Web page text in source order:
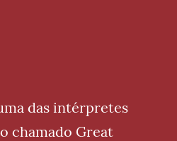
das intérpretes
chamado Great